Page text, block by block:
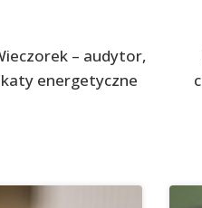
– audytor,
energetyczne